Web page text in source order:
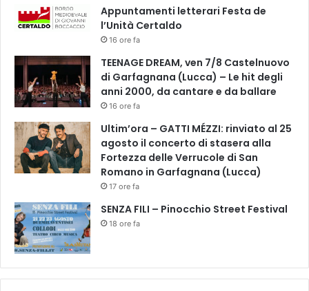
Appuntamenti letterari Festa de
l’Unità Certaldo
16 ore fa
TEENAGE DREAM, ven 7/8 Castelnuovo
di Garfagnana (Lucca) – Le hit degli
anni 2000, da cantare e da ballare
16 ore fa
Ultim’ora – GATTI MÉZZI: rinviato al 25
agosto il concerto di stasera alla
Fortezza delle Verrucole di San
Romano in Garfagnana (Lucca)
17 ore fa
SENZA FILI – Pinocchio Street Festival
18 ore fa